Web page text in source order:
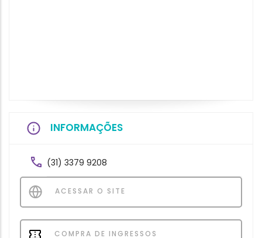
INFORMAÇÕES
(31) 3379 9208
ACESSAR O SITE
COMPRA DE INGRESSOS